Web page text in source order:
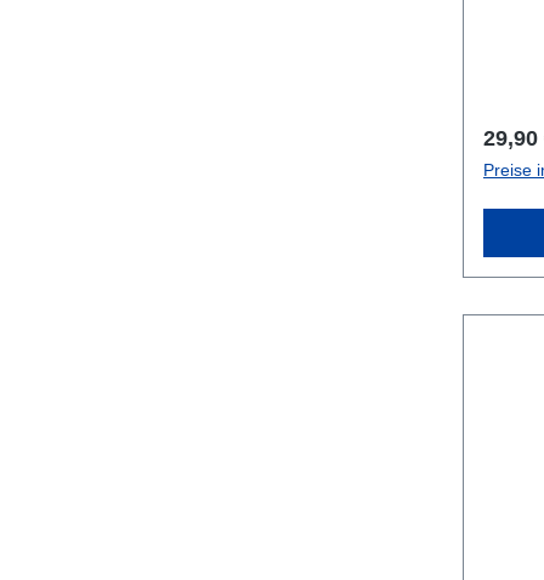
29,90
Preise